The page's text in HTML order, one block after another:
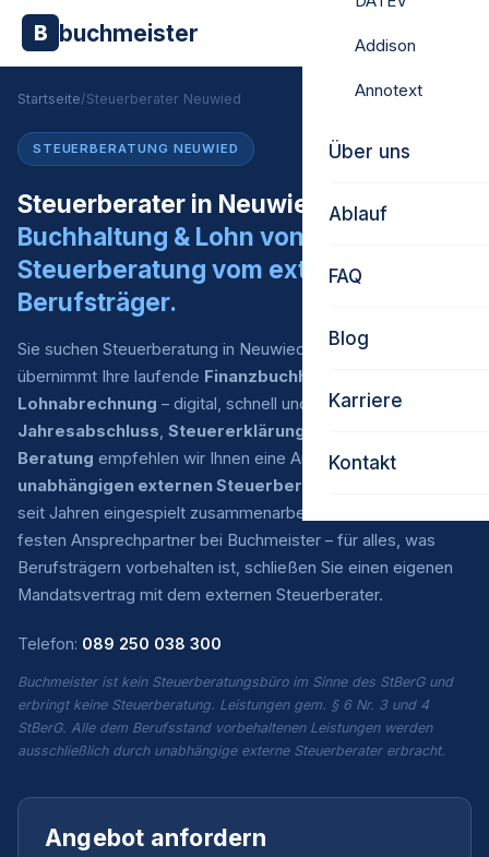
B buchmeister Addison
Annotext
Über uns
Ablauf
FAQ
Blog
Karriere
Kontakt
Startseite/Steuerberater Neuwied
STEUERBERATUNG NEUWIED
Steuerberater in Neuwied gesucht?
Buchhaltung & Lohn von uns.
Steuerberatung vom externen
Berufsträger.
Sie suchen Steuerberatung in Neuwied? Buchmeister
übernimmt Ihre laufende Finanzbuchhaltung
Lohnabrechnung – digital, schnell und zu fairen Preisen. Für
Jahresabschluss, Steuererklärung
Beratung empfehlen wir Ihnen eine Auswahl an
unabhängigen externen Steuerberatern
seit Jahren eingespielt zusammenarbeiten. Sie haben einen
festen Ansprechpartner bei Buchmeister – für alles, was
Berufsträgern vorbehalten ist, schließen Sie einen eigenen
Mandatsvertrag mit dem externen Steuerberater.
Telefon: 089 250 038 300
Buchmeister ist kein Steuerberatungsbüro im Sinne des StBerG und
erbringt keine Steuerberatung. Leistungen gem. § 6 Nr. 3 und 4
StBerG. Alle dem Berufsstand vorbehaltenen Leistungen werden
ausschließlich durch unabhängige externe Steuerberater erbracht.
Angebot anfordern